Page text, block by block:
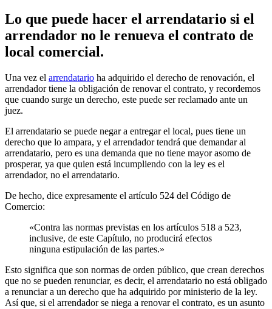
Lo que puede hacer el arrendatario si el
arrendador no le renueva el contrato de
local comercial.
Una vez el arrendatario ha adquirido el derecho de renovación, el
arrendador tiene la obligación de renovar el contrato, y recordemos
que cuando surge un derecho, este puede ser reclamado ante un
juez.
El arrendatario se puede negar a entregar el local, pues tiene un
derecho que lo ampara, y el arrendador tendrá que demandar al
arrendatario, pero es una demanda que no tiene mayor asomo de
prosperar, ya que quien está incumpliendo con la ley es el
arrendador, no el arrendatario.
De hecho, dice expresamente el artículo 524 del Código de
Comercio:
«Contra las normas previstas en los artículos 518 a 523,
inclusive, de este Capítulo, no producirá efectos
ninguna estipulación de las partes.»
Esto significa que son normas de orden público, que crean derechos
que no se pueden renunciar, es decir, el arrendatario no está obligado
a renunciar a un derecho que ha adquirido por ministerio de la ley.
Así que, si el arrendador se niega a renovar el contrato, es un asunto